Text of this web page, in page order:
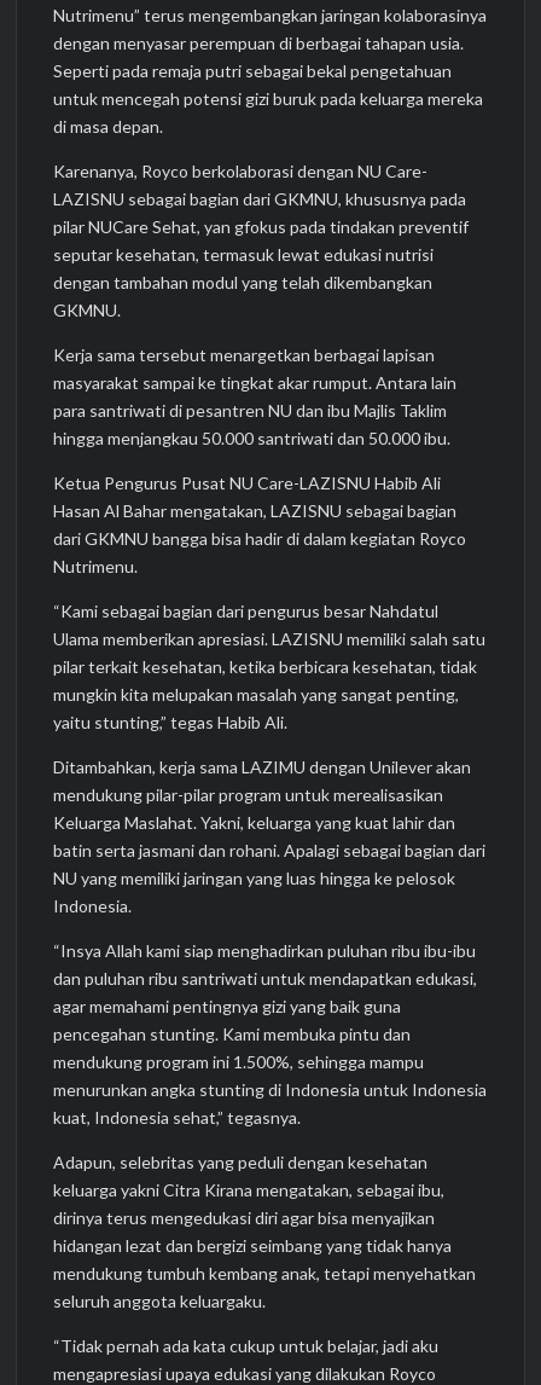
Nutrimenu” terus mengembangkan jaringan kolaborasinya
dengan menyasar perempuan di berbagai tahapan usia.
Seperti pada remaja putri sebagai bekal pengetahuan
untuk mencegah potensi gizi buruk pada keluarga mereka
di masa depan.
Karenanya, Royco berkolaborasi dengan NU Care-
LAZISNU sebagai bagian dari GKMNU, khususnya pada
pilar NUCare Sehat, yan gfokus pada tindakan preventif
seputar kesehatan, termasuk lewat edukasi nutrisi
dengan tambahan modul yang telah dikembangkan
GKMNU.
Kerja sama tersebut menargetkan berbagai lapisan
masyarakat sampai ke tingkat akar rumput. Antara lain
para santriwati di pesantren NU dan ibu Majlis Taklim
hingga menjangkau 50.000 santriwati dan 50.000 ibu.
Ketua Pengurus Pusat NU Care-LAZISNU Habib Ali
Hasan Al Bahar mengatakan, LAZISNU sebagai bagian
dari GKMNU bangga bisa hadir di dalam kegiatan Royco
Nutrimenu.
“Kami sebagai bagian dari pengurus besar Nahdatul
Ulama memberikan apresiasi. LAZISNU memiliki salah satu
pilar terkait kesehatan, ketika berbicara kesehatan, tidak
mungkin kita melupakan masalah yang sangat penting,
yaitu stunting,” tegas Habib Ali.
Ditambahkan, kerja sama LAZIMU dengan Unilever akan
mendukung pilar-pilar program untuk merealisasikan
Keluarga Maslahat. Yakni, keluarga yang kuat lahir dan
batin serta jasmani dan rohani. Apalagi sebagai bagian dari
NU yang memiliki jaringan yang luas hingga ke pelosok
Indonesia.
“Insya Allah kami siap menghadirkan puluhan ribu ibu-ibu
dan puluhan ribu santriwati untuk mendapatkan edukasi,
agar memahami pentingnya gizi yang baik guna
pencegahan stunting. Kami membuka pintu dan
mendukung program ini 1.500%, sehingga mampu
menurunkan angka stunting di Indonesia untuk Indonesia
kuat, Indonesia sehat,” tegasnya.
Adapun, selebritas yang peduli dengan kesehatan
keluarga yakni Citra Kirana mengatakan, sebagai ibu,
dirinya terus mengedukasi diri agar bisa menyajikan
hidangan lezat dan bergizi seimbang yang tidak hanya
mendukung tumbuh kembang anak, tetapi menyehatkan
seluruh anggota keluargaku.
“Tidak pernah ada kata cukup untuk belajar, jadi aku
mengapresiasi upaya edukasi yang dilakukan Royco